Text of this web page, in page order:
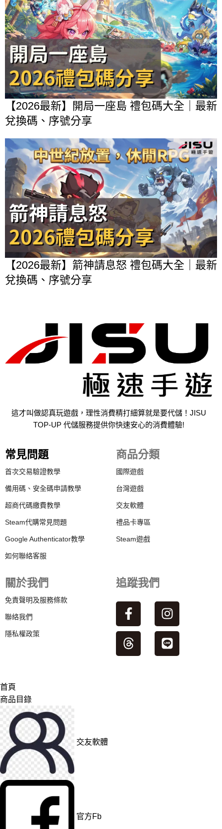
【2026最新】開局一座島 禮包碼大全｜最新
兌換碼、序號分享
【2026最新】箭神請息怒 禮包碼大全｜最新
兌換碼、序號分享
這才叫做認真玩遊戲，理性消費精打細算就是要代儲！JISU
TOP-UP 代儲服務提供你快速安心的消費體驗!
常見問題
首次交易驗證教學
備用碼、安全碼申請教學
超商代碼繳費教學
Steam代購常見問題
Google Authenticator教學
如何聯絡客服
商品分類
國際遊戲
台灣遊戲
交友軟體
禮品卡專區
Steam遊戲
關於我們
免責聲明及服務條款
聯絡我們
隱私權政策
追蹤我們
首頁
商品目錄
交友軟體
官方Fb